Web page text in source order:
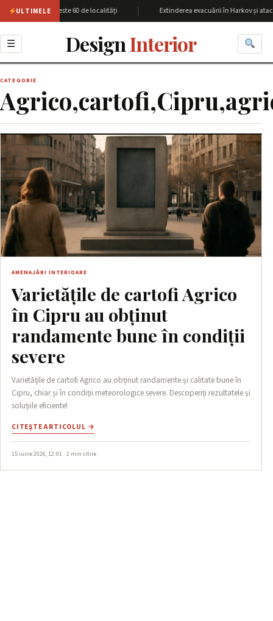
ULTIMELE
Harkov cu peste 60 de localități Extinderea evacuării în Harkov și
☰ DesignInterior
CATEGORIE
AMENAJĂRI INTERIOARE
Varietățile de cartofi Agrico
în Cipru au obținut
randamente bune în condiții
severe
Varietățile de cartofi Agrico au obținut randamente și calitate bune în
Cipru, chiar și în condiții meteorologice severe. Descoperiți rezultatele și
soluțiile eficiente!
CITEŞTE ARTICOLUL →
15 iunie 2026, 12:01 · 2 min citire